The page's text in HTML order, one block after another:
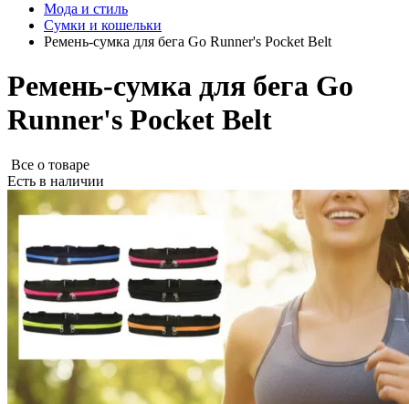
Мода и стиль
Сумки и кошельки
Ремень-сумка для бега Go Runner's Pocket Belt
Ремень-сумка для бега Go
Runner's Pocket Belt
Все о товаре
Есть в наличии